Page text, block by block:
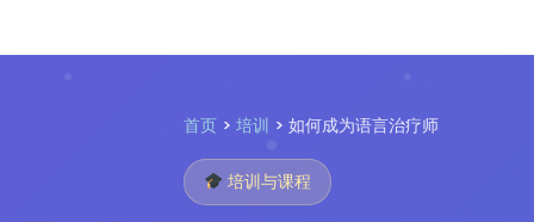
首页 >培训 > 如何成为语言治疗师
培训与课程